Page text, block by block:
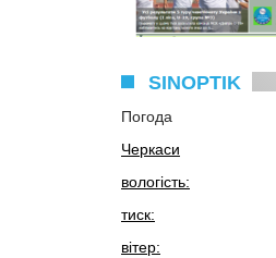
SINOPTIK
Погода
Черкаси
вологість:
тиск:
вітер: